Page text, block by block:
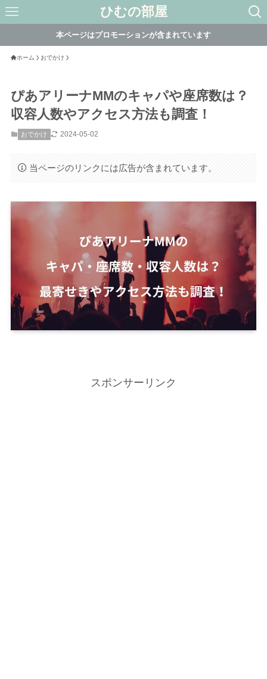
ひむの部屋
本ページはプロモーションが含まれています
ホーム おでかけ
ぴあアリーナMMのキャパや座席数は？
収容人数やアクセス方法も調査！
おでかけ 2024-05-02
当ページのリンクには広告が含まれています。
スポンサーリンク